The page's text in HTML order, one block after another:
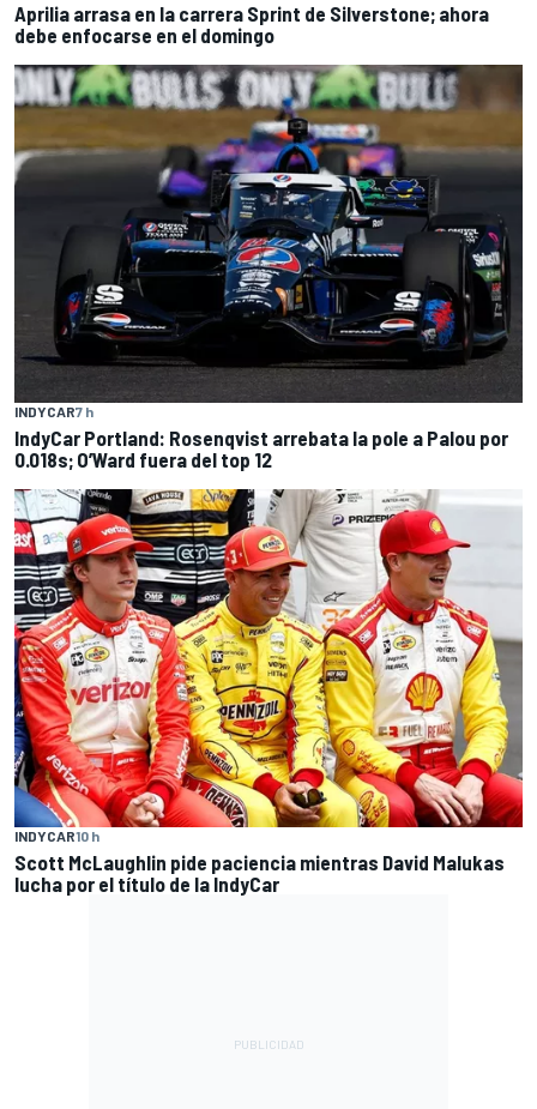
Aprilia arrasa en la carrera Sprint de Silverstone; ahora
debe enfocarse en el domingo
INDYCAR7 h
IndyCar Portland: Rosenqvist arrebata la pole a Palou por
0.018s; O’Ward fuera del top 12
INDYCAR10 h
Scott McLaughlin pide paciencia mientras David Malukas
lucha por el título de la IndyCar